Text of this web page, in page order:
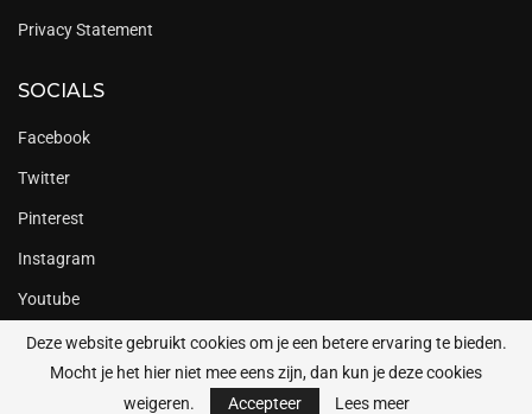
Privacy Statement
SOCIALS
Facebook
Twitter
Pinterest
Instagram
Youtube
Copyright @2023 Daily Cappuccino
Deze website gebruikt cookies om je een betere ervaring te bieden.
Mocht je het hier niet mee eens zijn, dan kun je deze cookies
weigeren.
Accepteer Lees meer